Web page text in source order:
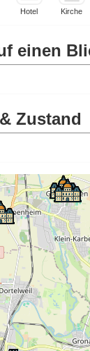
Hotel Kirche
einen
Zustand